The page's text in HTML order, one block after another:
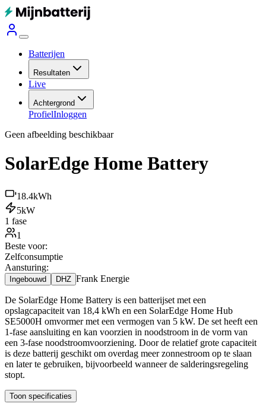
Batterijen
Resultaten
Live
Achtergrond
ProfielInloggen
Geen afbeelding beschikbaar
SolarEdge Home Battery
18.4kWh
5kW
1 fase
1
Beste voor:
Zelfconsumptie
Aansturing:
Ingebouwd DHZ Frank Energie
De SolarEdge Home Battery is een batterijset met een
opslagcapaciteit van 18,4 kWh en een SolarEdge Home Hub
SE5000H omvormer met een vermogen van 5 kW. De set heeft een
1-fase aansluiting en kan voorzien in noodstroom in de vorm van
een 3-fase noodstroomvoorziening. Door de relatief grote capaciteit
is deze batterij geschikt om overdag meer zonnestroom op te slaan
en later te gebruiken, bijvoorbeeld wanneer de salderingsregeling
stopt.
Toon specificaties